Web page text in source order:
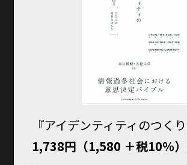
『アイデンティティのつくり
1,738円（1,580 ＋税10％）